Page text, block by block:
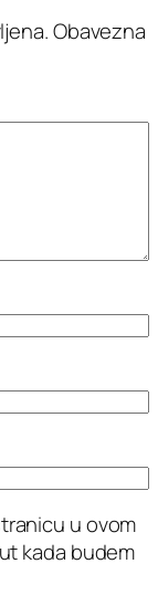
Obavezna
u ovom
kada budem